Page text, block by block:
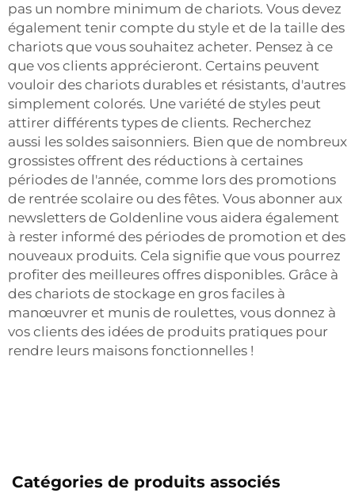
pas un nombre minimum de chariots. Vous devez
également tenir compte du style et de la taille des
chariots que vous souhaitez acheter. Pensez à ce
que vos clients apprécieront. Certains peuvent
vouloir des chariots durables et résistants, d'autres
simplement colorés. Une variété de styles peut
attirer différents types de clients. Recherchez
aussi les soldes saisonniers. Bien que de nombreux
grossistes offrent des réductions à certaines
périodes de l'année, comme lors des promotions
de rentrée scolaire ou des fêtes. Vous abonner aux
newsletters de Goldenline vous aidera également
à rester informé des périodes de promotion et des
nouveaux produits. Cela signifie que vous pourrez
profiter des meilleures offres disponibles. Grâce à
des chariots de stockage en gros faciles à
manœuvrer et munis de roulettes, vous donnez à
vos clients des idées de produits pratiques pour
rendre leurs maisons fonctionnelles !
Catégories de produits associés